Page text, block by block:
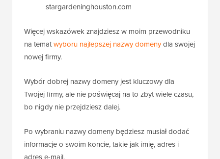
stargardeninghouston.com
Więcej wskazówek znajdziesz w moim przewodniku
na tematwyboru najlepszej nazwy domenydla swojej
nowej firmy.
Wybór dobrej nazwy domeny jest kluczowy dla
Twojej firmy, ale nie poświęcaj na to zbyt wiele czasu,
bo nigdy nie przejdziesz dalej.
Po wybraniu nazwy domeny będziesz musiał dodać
informacje o swoim koncie, takie jak imię, adres i